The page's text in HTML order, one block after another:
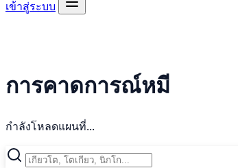
เข้าสู่ระบบ
การคาดการณ์หมี
กำลังโหลดแผนที่...